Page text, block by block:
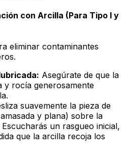
con Arcilla (Para Tipo I y
eliminar contaminantes
Asegúrate de que la
y rocía generosamente
suavemente la pieza de
y plana) sobre la
un rasgueo inicial,
que la arcilla recoja los